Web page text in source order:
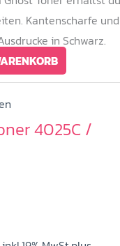
Kantenscharfe und
in Schwarz.
4025C /